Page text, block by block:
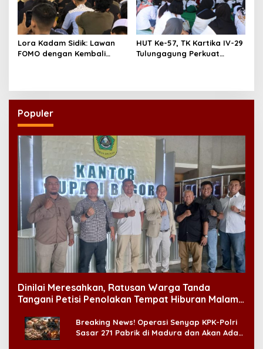
Lora Kadam Sidik: Lawan
FOMO dengan Kembali
HUT Ke-57, TK Kartika IV-29
Tulungagung Perkuat
Populer
Dinilai Meresahkan, Ratusan Warga Tanda
Tangani Petisi Penolakan Tempat Hiburan Malam
Breaking News! Operasi Senyap KPK-Polri
Sasar 271 Pabrik di Madura dan Akan Ada